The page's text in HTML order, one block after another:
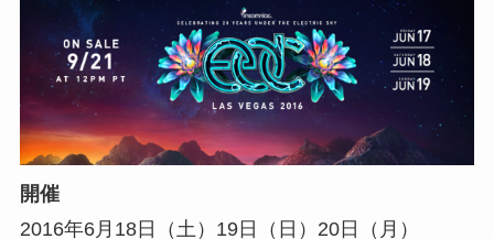
開催
2016年6月18日（土）19日（日）20日（月）